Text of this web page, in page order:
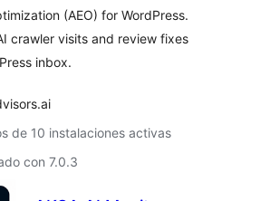
(AEO) for WordPress.
crawler visits and review fixes
inbox.
de 10 instalaciones activas
con 7.0.3